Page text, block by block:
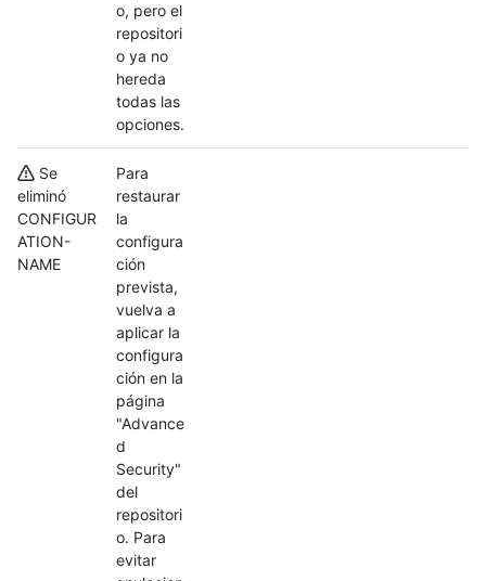
o, pero el
repositori
o ya no
hereda
todas las
opciones.
Se
eliminó
CONFIGUR
ATION-
NAME
Para
restaurar
la
configura
ción
prevista,
vuelva a
aplicar la
configura
ción en la
página
"Advance
d
Security"
del
repositori
o. Para
evitar